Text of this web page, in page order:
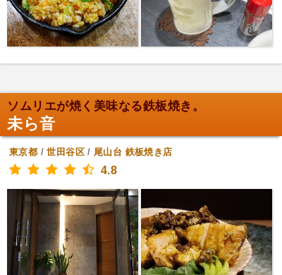
ソムリエが焼く美味なる鉄板焼き。
未ら音
東京都 /世田谷区/ 尾山台 鉄板焼き店
4.8